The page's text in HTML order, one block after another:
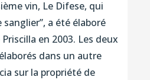
vin, Le Difese, qui
a été élaboré
en 2003. Les deux
dans un autre
sur la propriété de